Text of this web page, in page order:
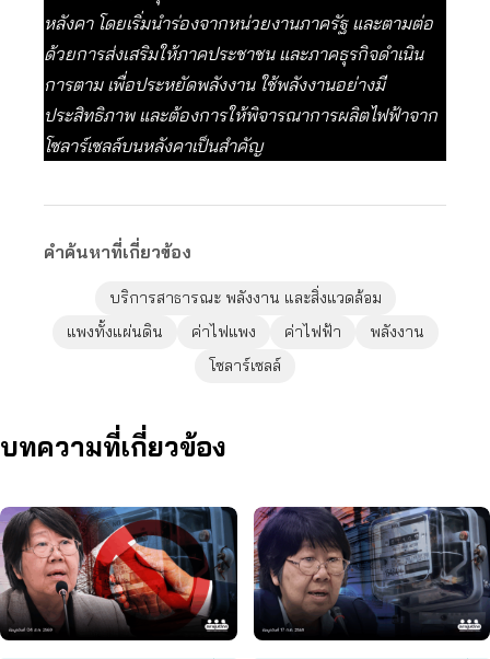
หลังคา โดยเริ่มนำร่องจากหน่วยงานภาครัฐ และตามต่อ
ด้วยการส่งเสริมให้ภาคประชาชน และภาคธุรกิจดำเนิน
การตาม เพื่อประหยัดพลังงาน ใช้พลังงานอย่างมี
ประสิทธิภาพ และต้องการให้พิจารณาการผลิตไฟฟ้าจาก
โซลาร์เซลล์บนหลังคาเป็นสำคัญ
คำค้นหาที่เกี่ยวข้อง
บริการสาธารณะ พลังงาน และสิ่งแวดล้อม
แพงทั้งแผ่นดิน
ค่าไฟแพง ค่าไฟฟ้า
พลังงาน
โซลาร์เซลล์
บทความที่เกี่ยวข้อง